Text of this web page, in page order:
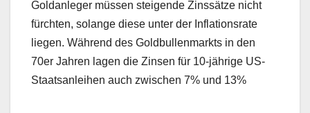
Goldanleger müssen steigende Zinssätze nicht
fürchten, solange diese unter der Inflationsrate
liegen. Während des Goldbullenmarkts in den
70er Jahren lagen die Zinsen für 10-jährige US-
Staatsanleihen auch zwischen 7% und 13%